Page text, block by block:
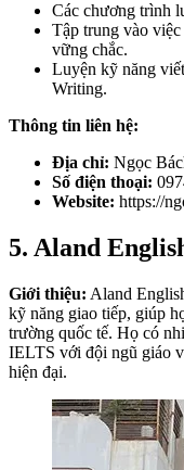
Các chương trình
Tập trung vào
vững chắc.
Luyện kỹ năng
Writing.
Thông tin liên hệ:
Địa chỉ: Ngọc
Số điện thoại:
Website: https://
5. Aland
Giới thiệu: Aland
kỹ năng giao tiếp, giúp
trường quốc tế. Họ có
IELTS với đội ngũ giáo
hiện đại.